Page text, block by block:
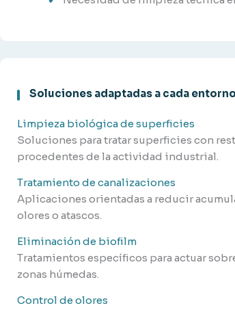
Soluciones adaptadas a cada
Limpieza biológica de superficies
Soluciones para tratar superficies con
procedentes de la actividad industrial.
Tratamiento de canalizaciones
Aplicaciones orientadas a reducir
olores o atascos.
Eliminación de biofilm
Tratamientos específicos para actuar
zonas húmedas.
Control de olores